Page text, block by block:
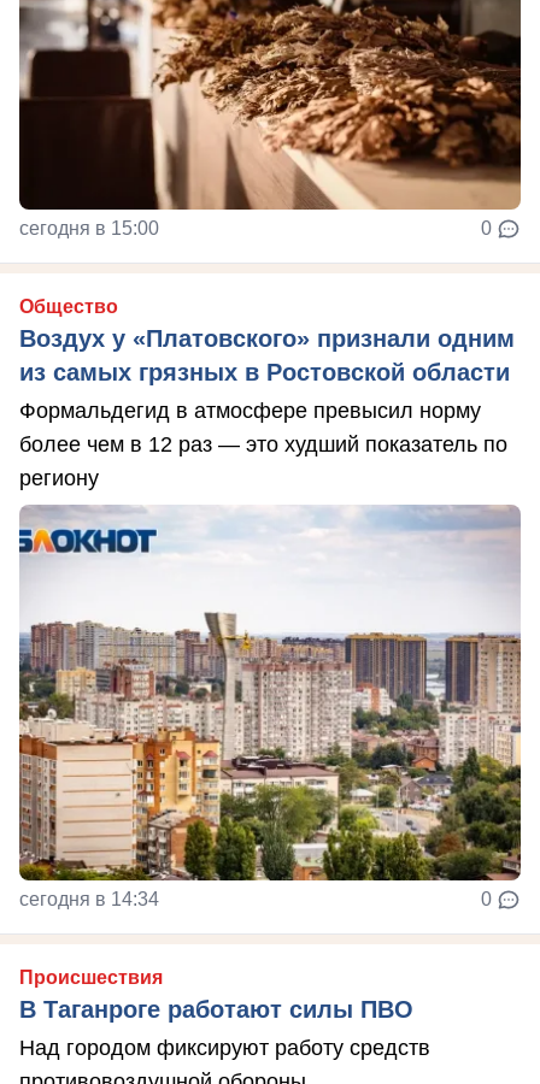
сегодня в 15:00 0
Общество
Воздух у «Платовского» признали одним
из самых грязных в Ростовской области
Формальдегид в атмосфере превысил норму
более чем в 12 раз — это худший показатель по
региону
сегодня в 14:34 0
Происшествия
В Таганроге работают силы ПВО
Над городом фиксируют работу средств